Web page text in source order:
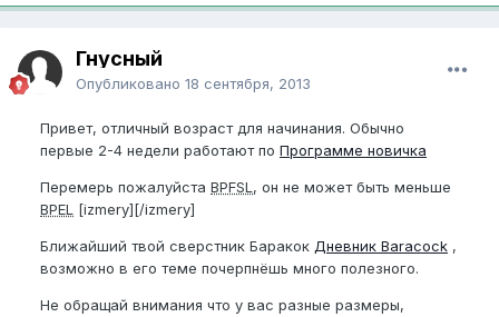
Гнусный
Опубликовано 18 сентября, 2013
Привет, отличный возраст для начинания. Обычно
первые 2-4 недели работают по Программе новичка
Перемерь пожалуйста BPFSL , он не может быть меньше
BPEL
[izmery][/izmery]
Ближайший твой сверстник Баракок Дневник Baracock ,
возможно в его теме почерпнёшь много полезного.
Не обращай внимания что у вас разные размеры,